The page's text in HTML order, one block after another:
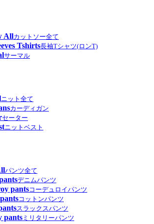
Allカットソー全て
Tshirts長袖Tシャツ(ロンT)
サーマル
ニット全て
カーディガン
セーター
ニットベスト
パンツ全て
デニムパンツ
pantsコーデュロイパンツ
コットンパンツ
スラックスパンツ
pants ミリタリーパンツ